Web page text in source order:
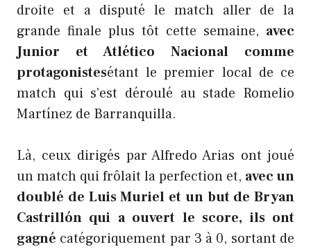
droite et a disputé le match aller de la
grande finale plus tôt cette semaine, avec
Junior et Atlético Nacional comme
protagonistesétant le premier local de ce
match qui s’est déroulé au stade Romelio
Martínez de Barranquilla.
Là, ceux dirigés par Alfredo Arias ont joué
un match qui frôlait la perfection et, avec un
doublé de Luis Muriel et un but de Bryan
Castrillón qui a ouvert le score, ils ont
gagné catégoriquement par 3 à 0, sortant de